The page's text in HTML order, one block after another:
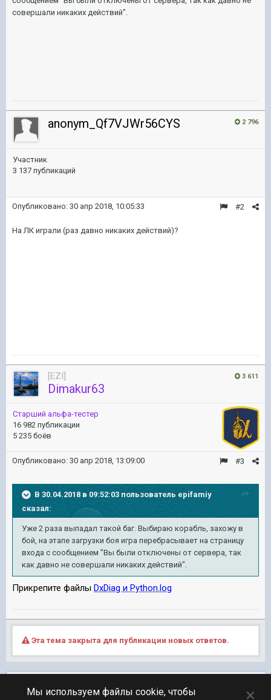
совершали никаких действий".
2 796
anonym_Qf7VJWr56CYS
Участник
3 137 публикаций
#2
Опубликовано: 30 апр 2018, 10:05:33
На ЛК играли (раз давно никаких действий)?
3 611
[EZI]
Dimakur63
Старший альфа-тестер
16 982 публикации
5 235 боёв
#3
Опубликовано: 30 апр 2018, 13:09:00
В 30.04.2018 в 09:52:03 пользователь epifamiy
сказал:
Уже 2 раза выпадал такой баг. Выбираю корабль, захожу в
бой, на этапе загрузки боя игра перебрасывает на страницу
входа с сообщением "Вы были отключены от сервера, так
как давно не совершали никаких действий".
Прикрепите файлы DxDiag и Python.log
Эта тема закрыта для публикации новых ответов.
Мы используем файлы cookie, чтобы ×